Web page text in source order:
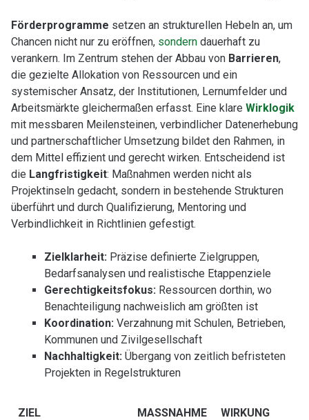
Förderprogramme setzen an strukturellen Hebeln an, um
Chancen nicht nur zu eröffnen, sonderndauerhaft zu
verankern. Im Zentrum stehen der Abbau von Barrieren,
die gezielte Allokation von Ressourcen und ein
systemischer Ansatz, der Institutionen, Lernumfelder und
Arbeitsmärkte gleichermaßen erfasst. Eine klare Wirklogik
mit messbaren Meilensteinen, verbindlicher Datenerhebung
und partnerschaftlicher Umsetzung bildet den Rahmen, in
dem Mittel effizient und gerecht wirken. Entscheidend ist
die Langfristigkeit: Maßnahmen werden nicht als
Projektinseln gedacht, sondern in bestehende Strukturen
überführt und durch Qualifizierung, Mentoring und
Verbindlichkeit in Richtlinien gefestigt.
Zielklarheit: Präzise definierte Zielgruppen,
Bedarfsanalysen und realistische Etappenziele
Gerechtigkeitsfokus: Ressourcen dorthin, wo
Benachteiligung nachweislich am größten ist
Koordination: Verzahnung mit Schulen, Betrieben,
Kommunen und Zivilgesellschaft
Nachhaltigkeit: Übergang von zeitlich befristeten
Projekten in Regelstrukturen
ZIEL MASSNAHME WIRKUNG